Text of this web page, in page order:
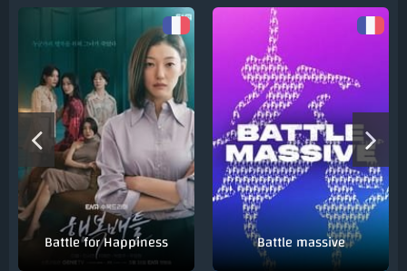
Battle for Happiness Battle massive